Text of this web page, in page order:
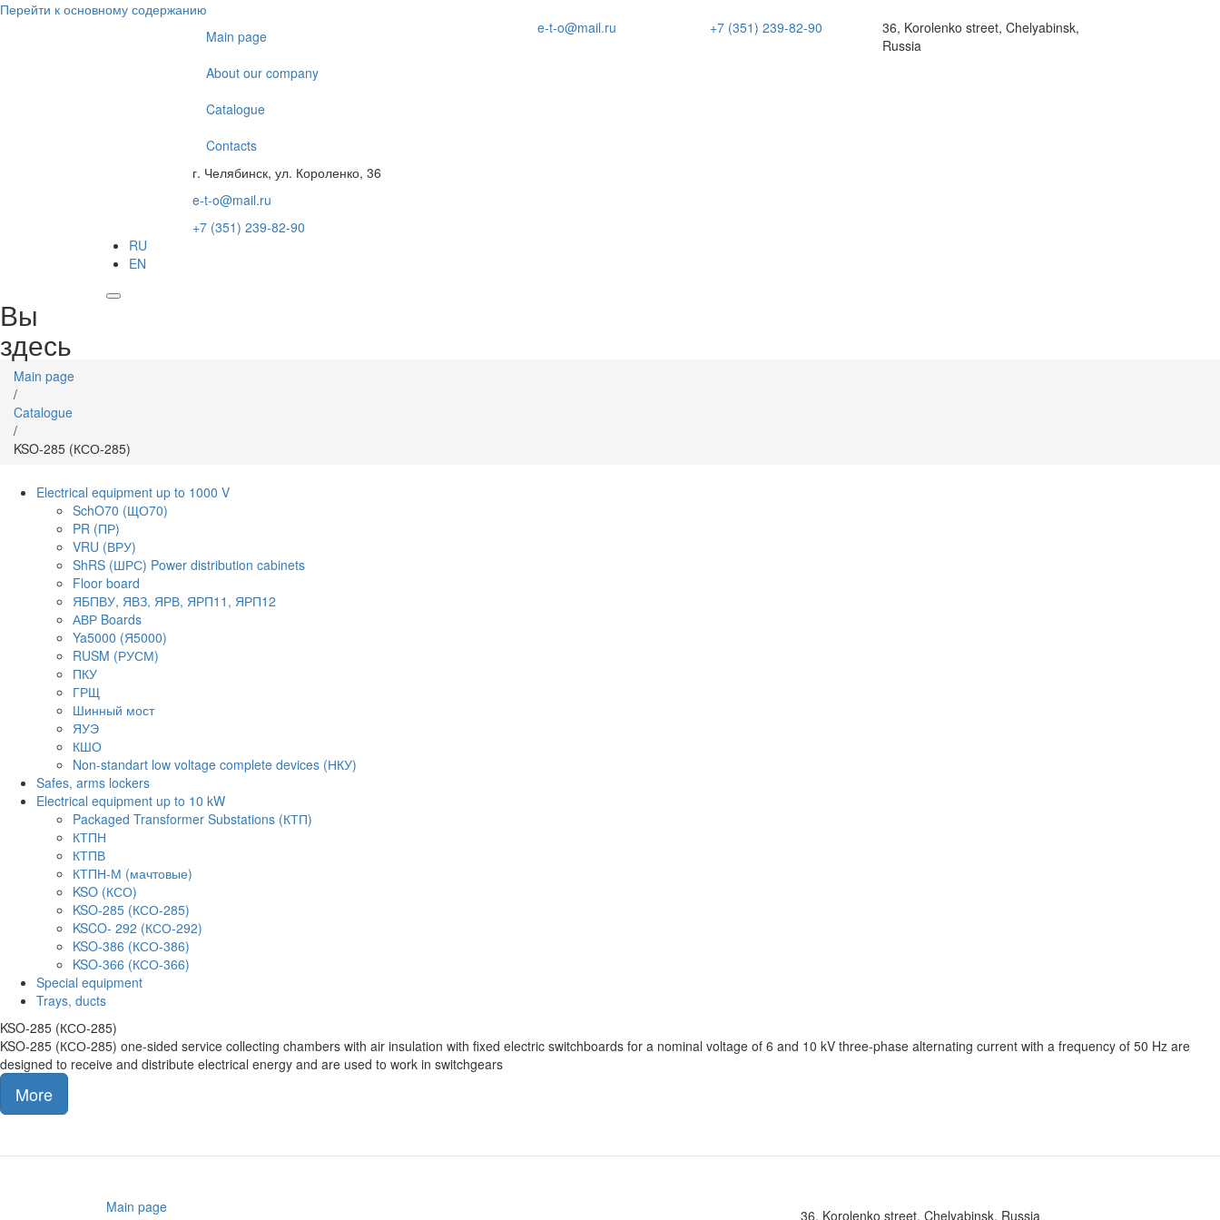
Перейти к основному содержанию
Main page
About our company
Catalogue
Contacts
г. Челябинск, ул. Короленко, 36
e-t-o@mail.ru
+7 (351) 239-82-90
e-t-o@mail.ru +7 (351) 239-82-90
36, Korolenko street, Chelyabinsk,
Russia
RU
EN
Вы
здесь
Main page
/
Catalogue
/
KSO-285 (КСО-285)
Electrical equipment up to 1000 V
SchO70 (ЩО70)
PR (ПР)
VRU (ВРУ)
ShRS (ШРС) Power distribution cabinets
Floor board
ЯБПВУ, ЯВЗ, ЯРВ, ЯРП11, ЯРП12
АВР Boards
Ya5000 (Я5000)
RUSM (РУСМ)
ПКУ
ГРЩ
Шинный мост
ЯУЭ
КШО
Non-standart low voltage complete devices (НКУ)
Safes, arms lockers
Electrical equipment up to 10 kW
Packaged Transformer Substations (КТП)
КТПН
КТПВ
КТПН-М (мачтовые)
KSO (КСО)
KSO-285 (КСО-285)
KSCO- 292 (КСО-292)
KSO-386 (КСО-386)
KSO-366 (КСО-366)
Special equipment
Trays, ducts
KSO-285 (КСО-285)
KSO-285 (КСО-285) one-sided service collecting chambers with air insulation with fixed electric switchboards for a nominal voltage of 6 and 10 kV three-phase alternating current with a frequency of 50 Hz are
designed to receive and distribute electrical energy and are used to work in switchgears
More
Main page 36, Korolenko street, Chelyabinsk, Russia